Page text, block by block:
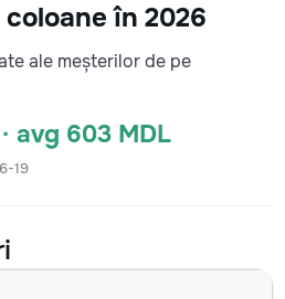
în 2026
ale meșterilor de pe
avg 603 MDL
19